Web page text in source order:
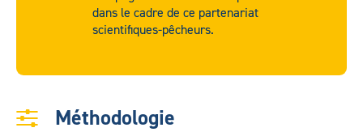
dans le cadre de ce partenariat
scientifiques-pêcheurs.
Méthodologie